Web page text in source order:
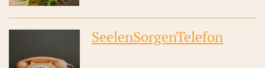
SeelenSorgenTelefon